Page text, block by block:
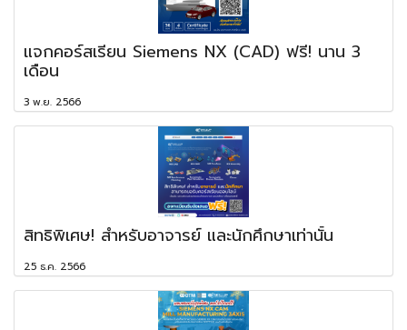
แจกคอร์สเรียน Siemens NX (CAD) ฟรี! นาน 3
เดือน
3 พ.ย. 2566
สิทธิพิเศษ! สำหรับอาจารย์ และนักศึกษาเท่านั้น
25 ธ.ค. 2566